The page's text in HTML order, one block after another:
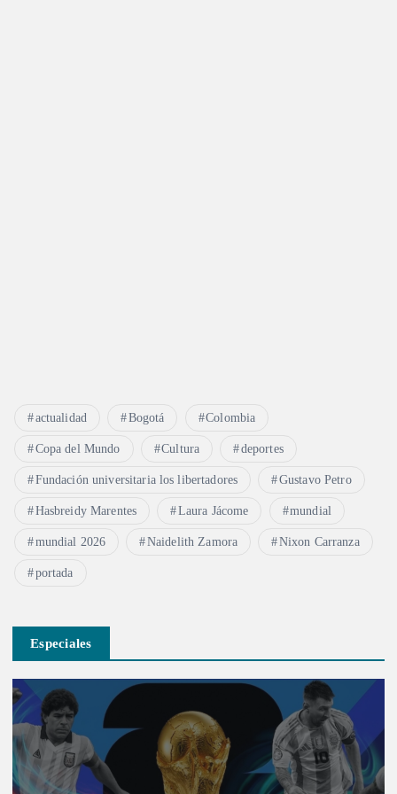
actualidad Bogotá Colombia
Copa del Mundo Cultura deportes
Fundación universitaria los libertadores Gustavo Petro
Hasbreidy Marentes Laura Jácome mundial
mundial 2026 Naidelith Zamora Nixon Carranza
portada
Especiales